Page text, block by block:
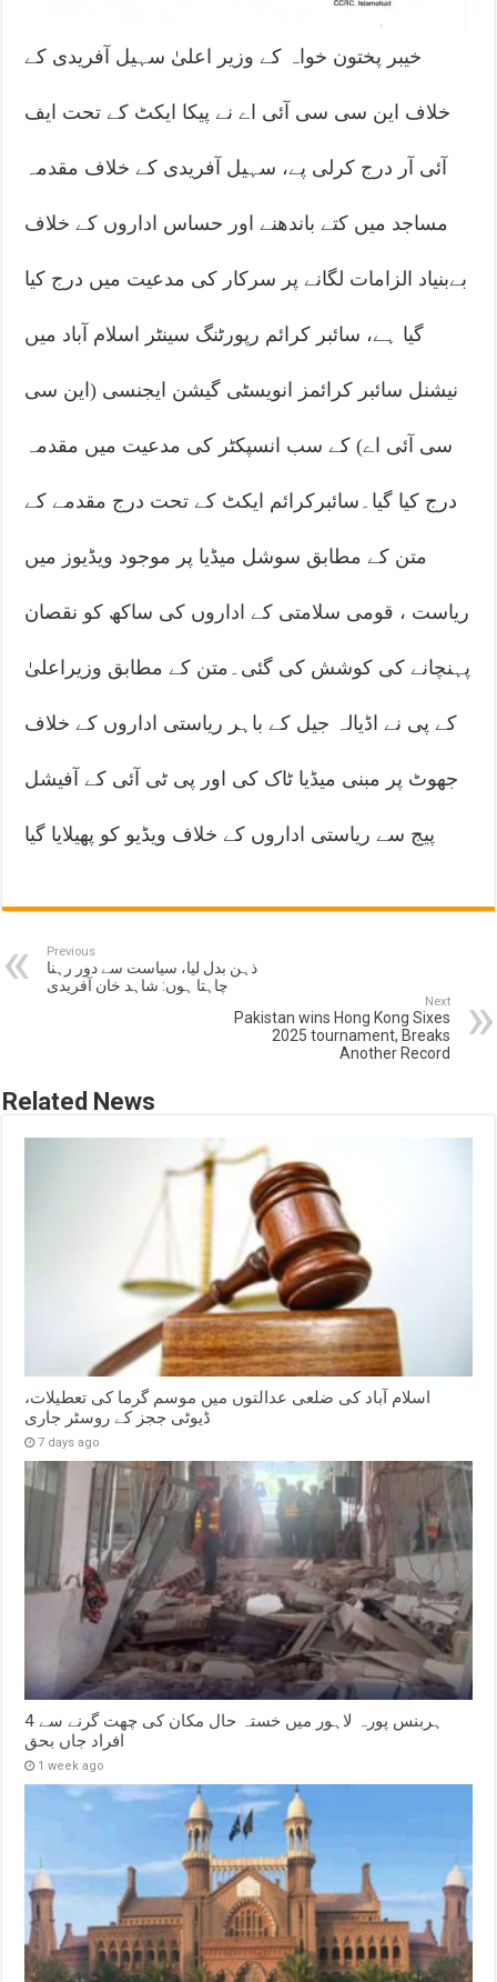
خیبر پختون خواہ کے وزیر اعلیٰ سہیل آفریدی کے
خلاف این سی سی آئی اے نے پیکا ایکٹ کے تحت ایف
آئی آر درج کرلی پے، سہیل آفریدی کے خلاف مقدمہ
مساجد میں کتے باندھنے اور حساس اداروں کے خلاف
بےبنیاد الزامات لگانے پر سرکار کی مدعیت میں درج کیا
گیا ہے، سائبر کرائم رپورٹنگ سینٹر اسلام آباد میں
نیشنل سائبر کرائمز انویسٹی گیشن ایجنسی (این سی
سی آئی اے) کے سب انسپکٹر کی مدعیت میں مقدمہ
درج کیا گیا۔سائبرکرائم ایکٹ کے تحت درج مقدمے کے
متن کے مطابق سوشل میڈیا پر موجود ویڈیوز میں
ریاست ، قومی سلامتی کے اداروں کی ساکھ کو نقصان
پہنچانے کی کوشش کی گئی۔متن کے مطابق وزیراعلیٰ
کے پی نے اڈیالہ جیل کے باہر ریاستی اداروں کے خلاف
جھوٹ پر مبنی میڈیا ٹاک کی اور پی ٹی آئی کے آفیشل
پیج سے ریاستی اداروں کے خلاف ویڈیو کو پھیلایا گیا
Previous
ذہن بدل لیا، سیاست سے دور رہنا
چاہتا ہوں: شاہد خان آفریدی
Next
Pakistan wins Hong Kong Sixes
2025 tournament, Breaks
Another Record
Related News
اسلام آباد کی ضلعی عدالتوں میں موسم گرما کی تعطیلات،
ڈیوٹی ججز کے روسٹر جاری
7 days ago
ہربنس پورہ لاہور میں خستہ حال مکان کی چھت گرنے سے 4
افراد جاں بحق
1 week ago